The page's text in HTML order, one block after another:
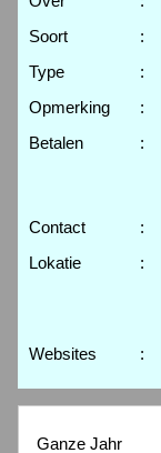
Soort
:
Type
:
Opmerking
:
Betalen
:
Contact
:
Lokatie
:
Websites :
Ganze Jahr